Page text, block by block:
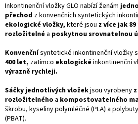
Inkontinenční vložky GLO nabízí ženám
přechod z konvenčních syntetických
ekologické vložky, které jsou z více jak
rozložitelné a poskytnou srovnatelnou
Konvenčnísyntetické inkontinenční vložky
400 let, zatímco ekologické inkontinenční
výrazně rychleji.
Sáčky jednotlivých vložekjsou vyrobeny
rozložitelného a kompostovatelného
škrobu, kyseliny polymléčné (PLA) a
(PBAT).